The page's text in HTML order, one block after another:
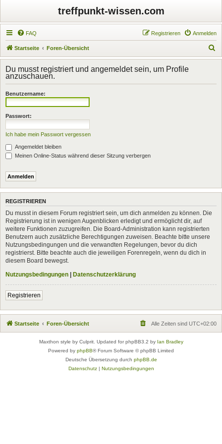
treffpunkt-wissen.com
FAQ Anmelden
Registrieren
Startseite Foren-Übersicht
u
h
Du musst registriert und angemeldet sein, um Profile
anzuschauen.
Benutzername:
Passwort:
Ich habe mein Passwort vergessen
Angemeldet bleiben
Meinen Online-Status während dieser Sitzung verbergen
REGISTRIEREN
Du musst in diesem Forum registriert sein, um dich anmelden zu können. Die
Registrierung ist in wenigen Augenblicken erledigt und ermöglicht dir, auf
weitere Funktionen zuzugreifen. Die Board-Administration kann registrierten
Benutzern auch zusätzliche Berechtigungen zuweisen. Beachte bitte unsere
Nutzungsbedingungen und die verwandten Regelungen, bevor du dich
registrierst. Bitte beachte auch die jeweiligen Forenregeln, wenn du dich in
diesem Board bewegst.
Nutzungsbedingungen | Datenschutzerklärung
Registrieren
Startseite Foren-Übersicht Alle Zeiten sind UTC+02:00
Maxthon style by Culprit. Updated for phpBB3.2 by Ian Bradley
Powered by phpBB® Forum Software © phpBB Limited
Deutsche Übersetzung durch phpBB.de
Datenschutz| Nutzungsbedingungen